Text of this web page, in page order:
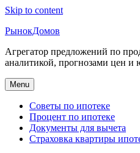
Skip to content
РынокДомов
Агрегатор предложений по
аналитикой, прогнозами цен
Menu
Советы по ипотеке
Процент по ипотеке
Документы для вычета
Страховка квартиры